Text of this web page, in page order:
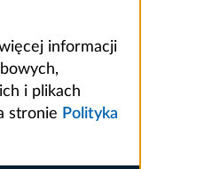
informacji
i plikach
stronie Polityka